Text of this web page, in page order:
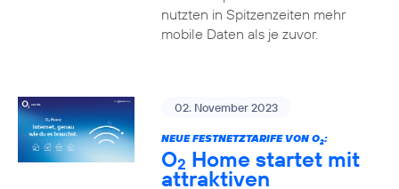
nutzten in Spitzenzeiten mehr
mobile Daten als je zuvor.
02. November 2023
NEUE FESTNETZTARIFE VON O2:
O2 Home startet mit
attraktiven